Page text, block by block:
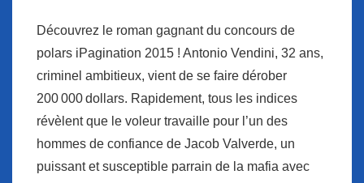
Découvrez le roman gagnant du concours de
polars iPagination 2015 ! Antonio Vendini, 32 ans,
criminel ambitieux, vient de se faire dérober
200 000 dollars. Rapidement, tous les indices
révèlent que le voleur travaille pour l’un des
hommes de confiance de Jacob Valverde, un
puissant et susceptible parrain de la mafia avec